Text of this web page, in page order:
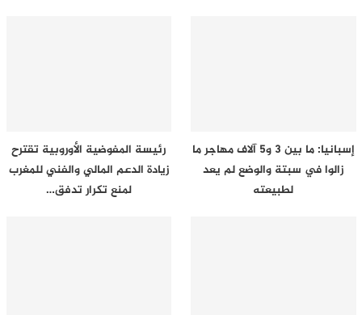
إسبانيا: ما بين 3 و5 آلاف مهاجر ما
زالوا في سبتة والوضع لم يعد
لطبيعته
رئيسة المفوضية الأوروبية تقترح
زيادة الدعم المالي والفني للمغرب
لمنع تكرار تدفق…